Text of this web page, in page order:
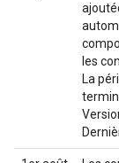
les
La